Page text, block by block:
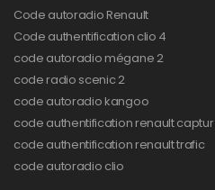
Code autoradio Renault
Code authentification clio 4
code autoradio mégane 2
code radio scenic 2
code autoradio kangoo
code authentification renault captur
code authentification renault trafic
code autoradio clio